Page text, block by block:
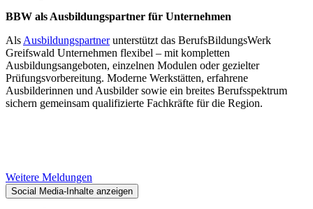
BBW als Ausbildungspartner für Unternehmen
Als Ausbildungspartnerunterstützt das BerufsBildungsWerk
Greifswald Unternehmen flexibel – mit kompletten
Ausbildungsangeboten, einzelnen Modulen oder gezielter
Prüfungsvorbereitung. Moderne Werkstätten, erfahrene
Ausbilderinnen und Ausbilder sowie ein breites Berufsspektrum
sichern gemeinsam qualifizierte Fachkräfte für die Region.
Weitere Meldungen
Social Media-Inhalte anzeigen